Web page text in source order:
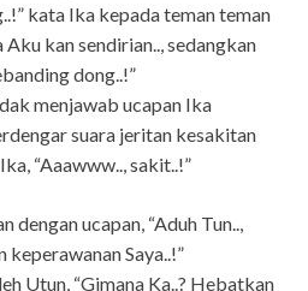
kata Ika kepada teman teman
kan sendirian.., sedangkan
dong..!”
menjawab ucapan Ika
suara jeritan kesakitan
“Aaawww.., sakit..!”
dengan ucapan, “Aduh Tun..,
keperawanan Saya..!”
Utun, “Gimana Ka..? Hebatkan